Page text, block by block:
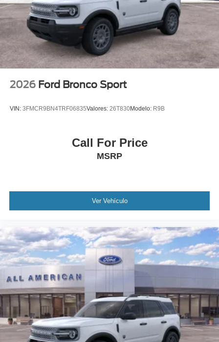
2026 Ford Bronco Sport
VIN: 3FMCR9BN4TRF06835Valores: 26T830Modelo: R9B
Call For Price
MSRP
Ver Vehículo